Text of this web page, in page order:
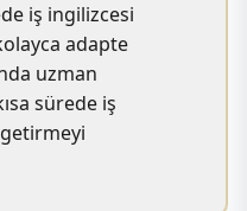
iş ingilizcesi
adapte
uzman
sürede iş